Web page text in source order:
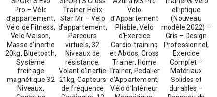
Pro – Vélo
d’appartement,
Vélo de Fitness,
Velo Maison,
Masse d’inertie
20kg, Bluetooth,
Système
freinage
magnétique 32
Niveaux,
Trainer Helix
Star Mr – Vélo
d’appartement,
Parcours
virtuels, 32
Niveaux de
résistance,
Volant d’inertie
21kg, Capteurs
de fréquence
Velo
d’Appartement
Pliable, Velo
d’Exercice
Cardio-training
et Abdos, Cross
Trainer, Home
Trainer, Pedalier
d’Appartement,
Vélo d’Intérieur
elliptique
(Nouveau
modèle 2022) –
Gris – Design
Professionnel,
Exercice
Complet –
Matériaux
Solides et
durables –